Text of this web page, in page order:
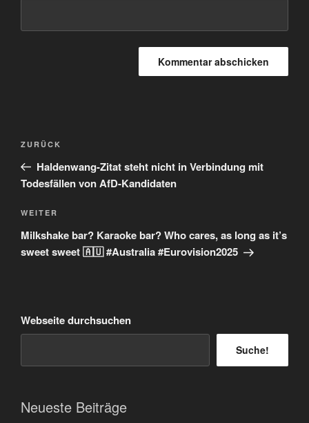
Beitragsnavigation
Vorheriger
Beitrag
ZURÜCK
Haldenwang-Zitat steht nicht in Verbindung mit
Todesfällen von AfD-Kandidaten
Nächster
Beitrag
WEITER
Milkshake bar? Karaoke bar? Who cares, as long as it’s
sweet sweet 🇦🇺 #Australia #Eurovision2025
Webseite durchsuchen
Suche!
Neueste Beiträge